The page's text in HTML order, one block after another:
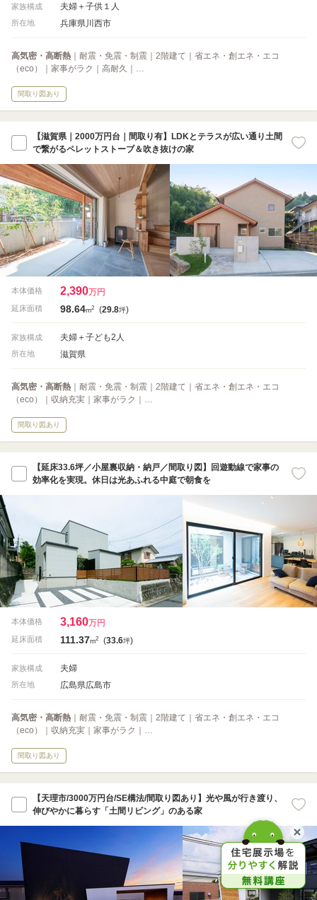
家族構成 夫婦＋子供１人
所在地 兵庫県川西市
高気密・高断熱 ｜耐震・免震・制震｜2階建て｜省エネ・創エネ・エコ
（eco）｜家事がラク｜高耐久｜…
間取り図あり
【滋賀県｜2000万円台｜間取り有】LDKとテラスが広い通り土間
で繋がるペレットストーブ＆吹き抜けの家
本体価格 2,390万円
延床面積 98.64m2 (29.8坪)
家族構成 夫婦＋子ども2人
所在地 滋賀県
高気密・高断熱 ｜耐震・免震・制震｜2階建て｜省エネ・創エネ・エコ
（eco）｜収納充実｜家事がラク｜…
間取り図あり
【延床33.6坪／小屋裏収納・納戸／間取り図】回遊動線で家事の
効率化を実現。休日は光あふれる中庭で朝食を
本体価格 3,160万円
延床面積 111.37m2 (33.6坪)
家族構成 夫婦
所在地 広島県広島市
高気密・高断熱 ｜耐震・免震・制震｜2階建て｜省エネ・創エネ・エコ
（eco）｜収納充実｜家事がラク｜…
間取り図あり
【天理市/3000万円台/SE構法/間取り図あり】光や風が行き渡り、
伸びやかに暮らす「土間リビング」のある家